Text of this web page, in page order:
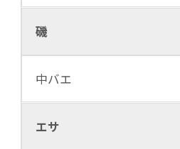
磯
中バエ
エサ